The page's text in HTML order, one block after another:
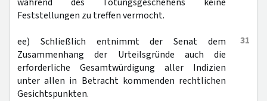
Feststellungen zu treffen vermocht.
31
ee) Schließlich entnimmt der Senat dem
Zusammenhang der Urteilsgründe auch die
erforderliche Gesamtwürdigung aller Indizien
unter allen in Betracht kommenden rechtlichen
Gesichtspunkten.